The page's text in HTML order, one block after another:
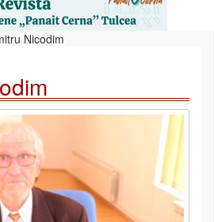
Nicodim